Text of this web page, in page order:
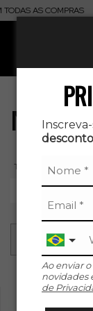
desconto
Ao enviar
novidades
de
AS COMPRAS
TAMANHO